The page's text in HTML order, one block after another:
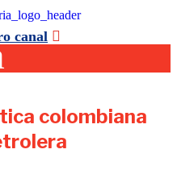
canal
colombiana